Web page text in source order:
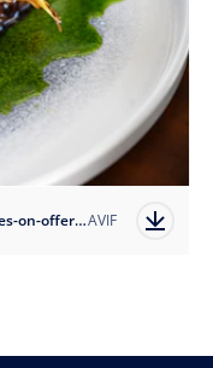
1763655501-1757317448-one-of-the-dishes-on-offer?auto=formatAVIF